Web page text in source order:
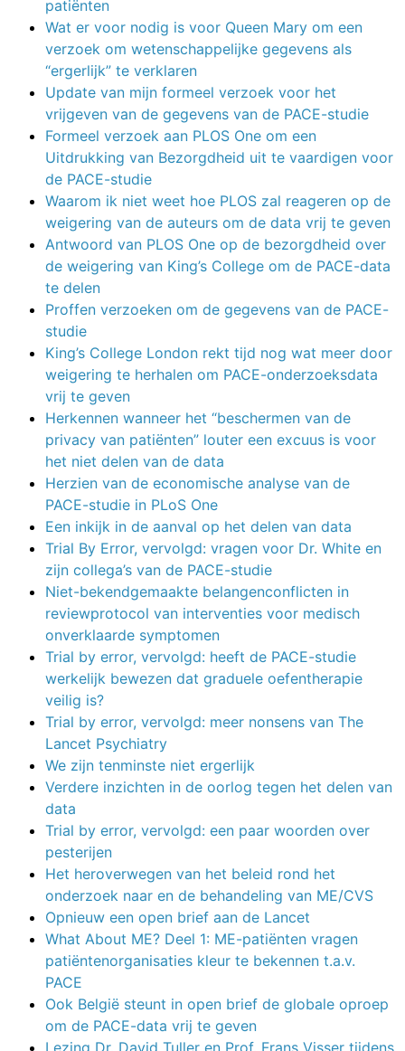
patiënten
Wat er voor nodig is voor Queen Mary om een
verzoek om wetenschappelijke gegevens als
“ergerlijk” te verklaren
Update van mijn formeel verzoek voor het
vrijgeven van de gegevens van de PACE-studie
Formeel verzoek aan PLOS One om een
Uitdrukking van Bezorgdheid uit te vaardigen voor
de PACE-studie
Waarom ik niet weet hoe PLOS zal reageren op de
weigering van de auteurs om de data vrij te geven
Antwoord van PLOS One op de bezorgdheid over
de weigering van King’s College om de PACE-data
te delen
Proffen verzoeken om de gegevens van de PACE-
studie
King’s College London rekt tijd nog wat meer door
weigering te herhalen om PACE-onderzoeksdata
vrij te geven
Herkennen wanneer het “beschermen van de
privacy van patiënten” louter een excuus is voor
het niet delen van de data
Herzien van de economische analyse van de
PACE-studie in PLoS One
Een inkijk in de aanval op het delen van data
Trial By Error, vervolgd: vragen voor Dr. White en
zijn collega’s van de PACE-studie
Niet-bekendgemaakte belangenconflicten in
reviewprotocol van interventies voor medisch
onverklaarde symptomen
Trial by error, vervolgd: heeft de PACE-studie
werkelijk bewezen dat graduele oefentherapie
veilig is?
Trial by error, vervolgd: meer nonsens van The
Lancet Psychiatry
We zijn tenminste niet ergerlijk
Verdere inzichten in de oorlog tegen het delen van
data
Trial by error, vervolgd: een paar woorden over
pesterijen
Het heroverwegen van het beleid rond het
onderzoek naar en de behandeling van ME/CVS
Opnieuw een open brief aan de Lancet
What About ME? Deel 1: ME-patiënten vragen
patiëntenorganisaties kleur te bekennen t.a.v.
PACE
Ook België steunt in open brief de globale oproep
om de PACE-data vrij te geven